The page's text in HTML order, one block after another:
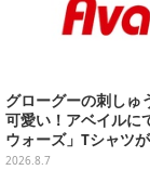
グローグーの刺しゅ
可愛い！アベイルに
ウォーズ」Tシャツ
2026.8.7